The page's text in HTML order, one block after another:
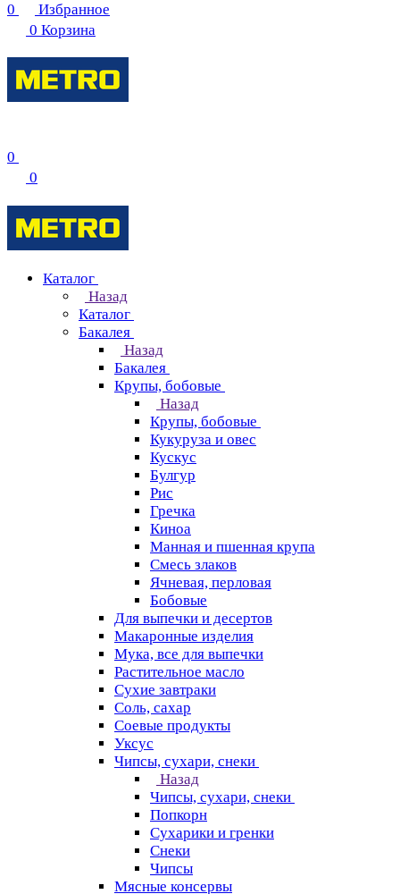
0
Избранное
0 Корзина
0
0
Каталог
Назад
Каталог
Бакалея
Назад
Бакалея
Крупы, бобовые
Назад
Крупы, бобовые
Кукуруза и овес
Кускус
Булгур
Рис
Гречка
Киноа
Манная и пшенная крупа
Смесь злаков
Ячневая, перловая
Бобовые
Для выпечки и десертов
Макаронные изделия
Мука, все для выпечки
Растительное масло
Сухие завтраки
Соль, сахар
Соевые продукты
Уксус
Чипсы, сухари, снеки
Назад
Чипсы, сухари, снеки
Попкорн
Сухарики и гренки
Снеки
Чипсы
Мясные консервы